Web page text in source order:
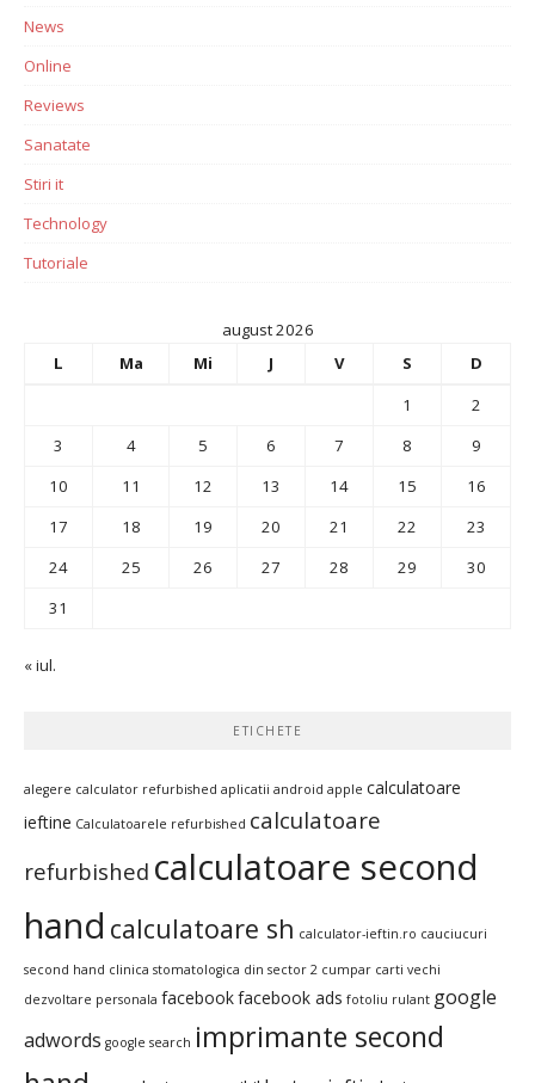
News
Online
Reviews
Sanatate
Stiri it
Technology
Tutoriale
august 2026
L
Ma Mi J V S
D
1
2
3
4 5 6 7 8
9
10
11 12 13 14 15
16
17
18 19 20 21 22
23
24
25 26 27 28 29
30
31
« iul.
ETICHETE
alegere calculator refurbished aplicatii android apple calculatoare
ieftine Calculatoarele refurbished calculatoare
refurbished calculatoare second
hand calculatoare sh calculator-ieftin.ro cauciucuri
second hand clinica stomatologica din sector 2 cumpar carti vechi
dezvoltare personala facebookfacebook ads fotoliu rulant google
adwords google search imprimante second